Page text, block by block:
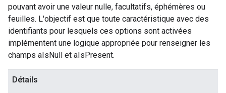
pouvant avoir une valeur nulle, facultatifs, éphémères ou
feuilles. L'objectif est que toute caractéristique avec des
identifiants pour lesquels ces options sont activées
implémentent une logique appropriée pour renseigner les
champs aIsNull et aIsPresent.
Détails